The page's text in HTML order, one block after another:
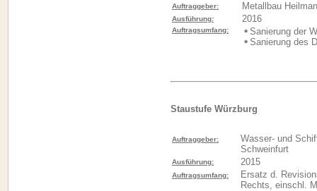
Auftraggeber: Metallbau
Ausführung: 2016
Auftragsumfang:
Sanierung der
Sanierung des
Staustufe Würzburg
Auftraggeber:
Wasser- und
Schweinfurt
Ausführung: 2015
Auftragsumfang:
Ersatz d.
Rechts, einschl.